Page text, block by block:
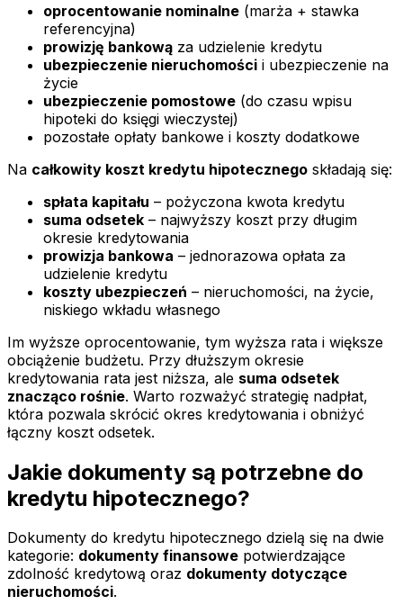
oprocentowanie nominalne (marża + stawka
referencyjna)
prowizję bankową za udzielenie kredytu
ubezpieczenie nieruchomości i ubezpieczenie na
życie
ubezpieczenie pomostowe (do czasu wpisu
hipoteki do księgi wieczystej)
pozostałe opłaty bankowe i koszty dodatkowe
Na całkowity koszt kredytu hipotecznego składają się:
spłata kapitału – pożyczona kwota kredytu
suma odsetek – najwyższy koszt przy długim
okresie kredytowania
prowizja bankowa – jednorazowa opłata za
udzielenie kredytu
koszty ubezpieczeń – nieruchomości, na życie,
niskiego wkładu własnego
Im wyższe oprocentowanie, tym wyższa rata i większe
obciążenie budżetu. Przy dłuższym okresie
kredytowania rata jest niższa, ale suma odsetek
znacząco rośnie. Warto rozważyć strategię nadpłat,
która pozwala skrócić okres kredytowania i obniżyć
łączny koszt odsetek.
Jakie dokumenty są potrzebne do
kredytu hipotecznego?
Dokumenty do kredytu hipotecznego dzielą się na dwie
kategorie: dokumenty finansowe potwierdzające
zdolność kredytową oraz dokumenty dotyczące
nieruchomości.